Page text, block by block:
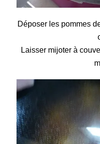
Déposer les pommes
Laisser mijoter à